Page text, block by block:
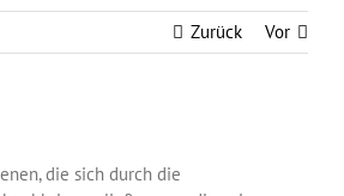
Zurück Vor
die sich durch die